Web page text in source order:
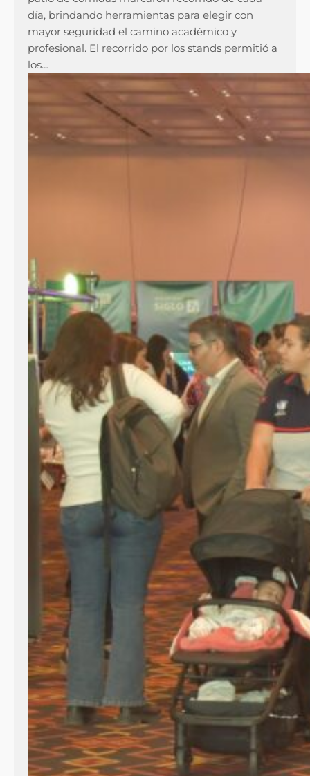
día, brindando herramientas para elegir con
mayor seguridad el camino académico y
profesional. El recorrido por los stands permitió a
los…